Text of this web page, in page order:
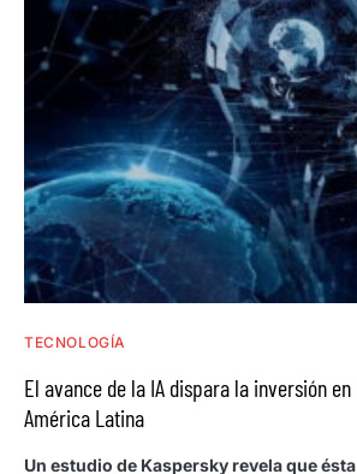
TECNOLOGÍA
El avance de la IA dispara la inversión
América Latina
Un estudio de Kaspersky revela que